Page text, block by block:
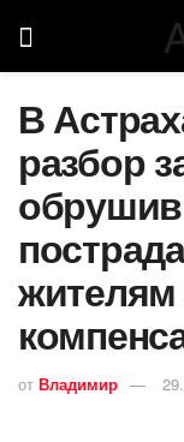
В
разбор
от Владимир